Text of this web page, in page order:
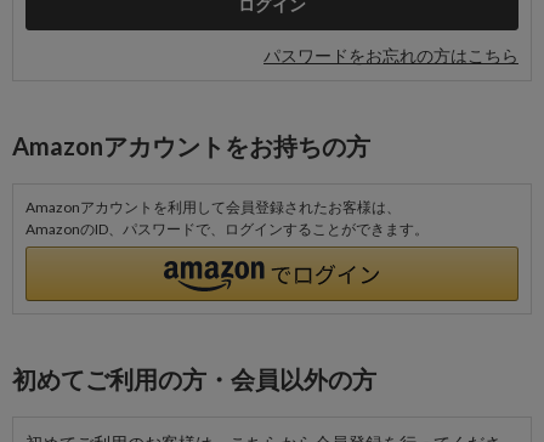
パスワードをお忘れの方はこちら
Amazonアカウントをお持ちの方
Amazonアカウントを利用して会員登録されたお客様は、
AmazonのID、パスワードで、ログインすることができます。
初めてご利用の方・会員以外の方